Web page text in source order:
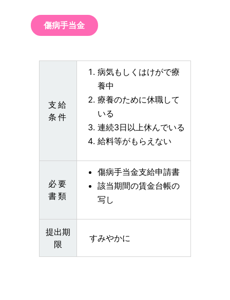
傷病手当金
支給
条件
病気もしくはけがで療
養中
療養のために休職して
いる
連続3日以上休んでいる
給料等がもらえない
必要
書類
傷病手当金支給申請書
該当期間の賃金台帳の
写し
提出期
限
すみやかに